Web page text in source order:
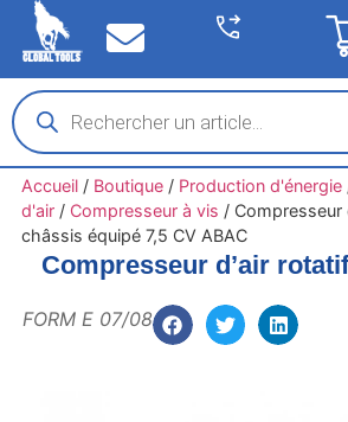
Accueil/ Boutique/ Production d'énergie
d'air/ Compresseur à vis / Compresseur
châssis équipé 7,5 CV ABAC
Compresseur d’air
FORM E 07/08